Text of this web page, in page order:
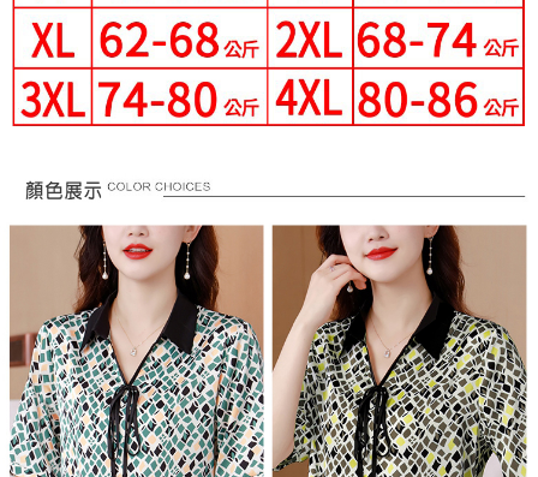
【注意事項】
1.本服務係由「台灣大哥大股份有限公司」（以下簡稱本公司）所提供，讓
用戶於交易時，得透過本服務購買商品或服務，並由商店將買賣／分期付款
買賣價金債權讓與本公司後，依約使用本公司帳單繳交帳款。
2.基於同意付款使用「大哥付你分期」之契約關係目的，商店將以您的個人
資料（包含姓名、電話或地址）提供予台灣大哥大進項蒐集、處理及利用，
３．收到繳費通知簡訊後14天內，點擊此簡訊中的連結，可透過四大超商／
ATM／網路銀行／等多元方式進行付款，方視為交易完成。
※ 請注意：結帳手續完成當下不需立刻繳費，但若您需要取消訂單，請聯絡
購買商品的店家。未經商家同意取消之訂單仍視為有效，需透過AFTEE先享
後付繳納相關費用。
※ 交易是否成功請以「AFTEE先享後付 」之結帳頁面顯示為準，若有關於
１．透過由恩沛科技股份有限公司提供之「AFTEE先享後付」服務完成之交
易，需依本服務之必要範圍內提供個人資料，並將交易相關給付款項請求債
權轉讓予恩沛科技股份有限公司。
２．關於個人資料處理事宜，請瀏覽以下網址：
https://aftee.tw/terms/#terms3
３．未成年的使用者請事先徵得法定代理人或監護人之同意方可使用
「AFTEE先享後付」，若未經同意申辦者引起之損失，本公司不負相關責
任。
４．使用「AFTEE先享後付」時，將依據個別帳號之用戶狀況，依本公司即
時審查核予不同之上限額度；若仍有額度不足之情形，本公司將視審查結果
請求用戶進行身份認證。
５．嚴禁一人註冊多個帳號或使用他人資訊註冊。若發現惡意使用之情形，
付款後全家取貨
每筆NT$80，滿NT$699(含以上)免運費
萊爾富取貨付款
付款後萊爾富取貨
每筆NT$80，滿NT$699(含以上)免運費
7-11付款取貨
每筆NT$80，滿NT$699(含以上)免運費
付款後7-11取貨
每筆NT$80，滿NT$699(含以上)免運費
宅配
每筆NT$70，滿NT$699(含以上)免運費